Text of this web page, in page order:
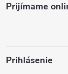
Prijímame
Prihlásenie